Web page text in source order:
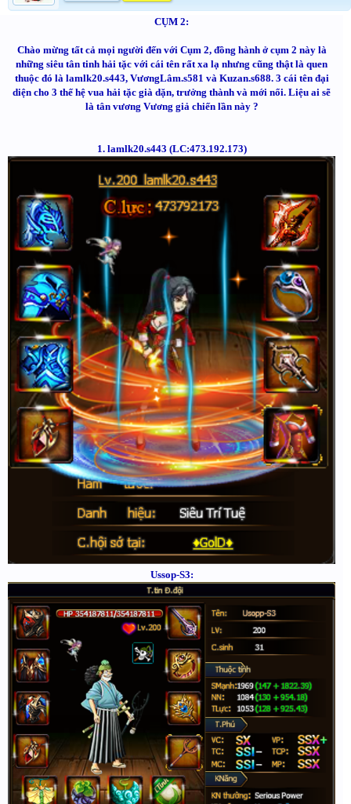
CỤM 2:
Chào mừng tất cả mọi người đến với Cụm 2, đồng hành ở cụm 2 này là
những siêu tân tinh hải tặc với cái tên rất xa lạ nhưng cũng thật là quen
thuộc đó là lamlk20.s443, VươngLâm.s581 và Kuzan.s688. 3 cái tên đại
diện cho 3 thế hệ vua hải tặc già dặn, trưởng thành và mới nổi. Liệu ai sẽ
là tân vương Vương giả chiến lần này ?
1. lamlk20.s443 (LC:473.192.173)
Ussop-S3: